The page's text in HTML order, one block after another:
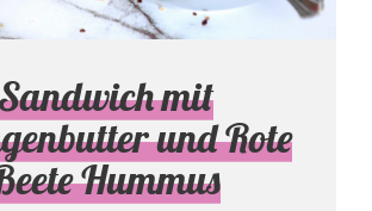
mit
und Rote
Hummus